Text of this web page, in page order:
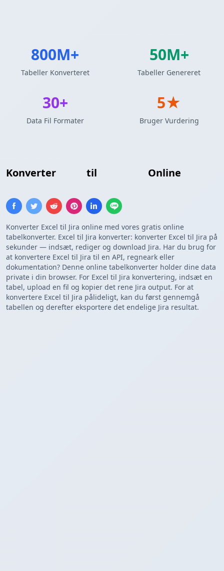
Konverter til Online
Konverter Excel til Jira online med vores gratis online
tabelkonverter. Excel til Jira konverter: konverter Excel til Jira på
sekunder — indsæt, rediger og download Jira. Har du brug for
at konvertere Excel til Jira til en API, regneark eller
dokumentation? Denne online tabelkonverter holder dine data
private i din browser. For Excel til Jira konvertering, indsæt en
tabel, upload en fil og kopier det rene Jira output. For at
konvertere Excel til Jira pålideligt, kan du først gennemgå
tabellen og derefter eksportere det endelige Jira resultat.
800M+
Tabeller Konverteret
50M+
Tabeller Genereret
30+
Data Fil Formater
5★
Bruger Vurdering